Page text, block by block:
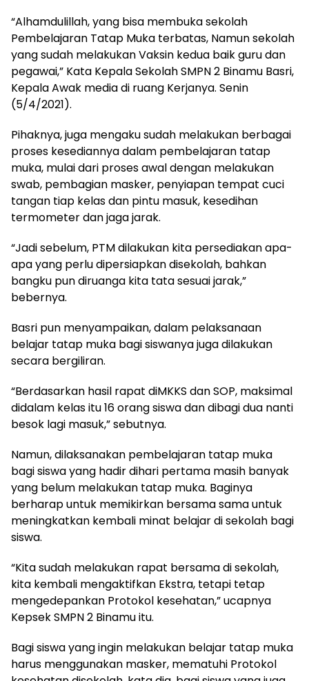
“Alhamdulillah, yang bisa membuka sekolah
Pembelajaran Tatap Muka terbatas, Namun sekolah
yang sudah melakukan Vaksin kedua baik guru dan
pegawai,” Kata Kepala Sekolah SMPN 2 Binamu Basri,
Kepala Awak media di ruang Kerjanya. Senin
(5/4/2021).
Pihaknya, juga mengaku sudah melakukan berbagai
proses kesediannya dalam pembelajaran tatap
muka, mulai dari proses awal dengan melakukan
swab, pembagian masker, penyiapan tempat cuci
tangan tiap kelas dan pintu masuk, kesedihan
termometer dan jaga jarak.
“Jadi sebelum, PTM dilakukan kita persediakan apa-
apa yang perlu dipersiapkan disekolah, bahkan
bangku pun diruanga kita tata sesuai jarak,”
bebernya.
Basri pun menyampaikan, dalam pelaksanaan
belajar tatap muka bagi siswanya juga dilakukan
secara bergiliran.
“Berdasarkan hasil rapat diMKKS dan SOP, maksimal
didalam kelas itu 16 orang siswa dan dibagi dua nanti
besok lagi masuk,” sebutnya.
Namun, dilaksanakan pembelajaran tatap muka
bagi siswa yang hadir dihari pertama masih banyak
yang belum melakukan tatap muka. Baginya
berharap untuk memikirkan bersama sama untuk
meningkatkan kembali minat belajar di sekolah bagi
siswa.
“Kita sudah melakukan rapat bersama di sekolah,
kita kembali mengaktifkan Ekstra, tetapi tetap
mengedepankan Protokol kesehatan,” ucapnya
Kepsek SMPN 2 Binamu itu.
Bagi siswa yang ingin melakukan belajar tatap muka
harus menggunakan masker, mematuhi Protokol